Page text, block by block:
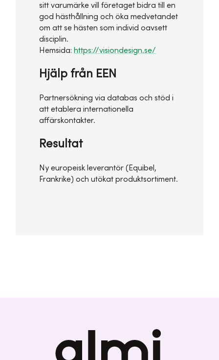
sitt varumärke vill företaget bidra till en
god hästhållning och öka medvetandet
om att se hästen som individ oavsett
disciplin.
Hemsida: https://visiondesign.se/
Hjälp från EEN
Partnersökning via databas och stöd i
att etablera internationella
affärskontakter.
Resultat
Ny europeisk leverantör (Equibel,
Frankrike) och utökat produktsortiment.